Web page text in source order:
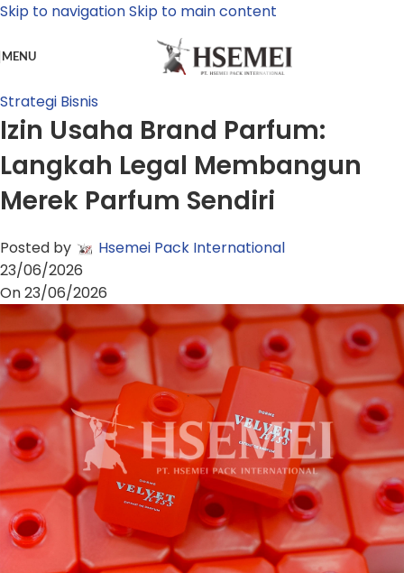
Skip to navigationSkip to main content
MENU
Strategi Bisnis
Izin Usaha Brand Parfum:
Langkah Legal Membangun
Merek Parfum Sendiri
Posted by
Hsemei Pack International
23/06/2026
On 23/06/2026